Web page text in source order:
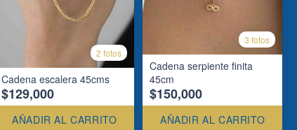
2 fotos
Cadena escalera 45cms
$129,000
AÑADIR AL CARRITO
3 fotos
Cadena serpiente finita
45cm
$150,000
AÑADIR AL CARRITO